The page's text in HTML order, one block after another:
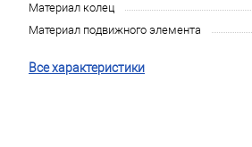
Материал колец
Материал подвижного элемента
Все характеристики